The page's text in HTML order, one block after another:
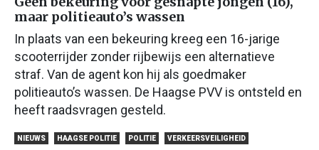
maar politieauto’s wassen
In plaats van een bekeuring kreeg een 16-jarige
scooterrijder zonder rijbewijs een alternatieve
straf. Van de agent kon hij als goedmaker
politieauto’s wassen. De Haagse PVV is ontsteld en
heeft raadsvragen gesteld.
NIEUWS HAAGSE POLITIE POLITIE VERKEERSVEILIGHEID